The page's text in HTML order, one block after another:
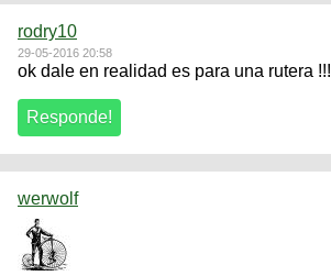
rodry10
29-05-2016 20:58
ok dale en realidad es para una rutera !!!
werwolf